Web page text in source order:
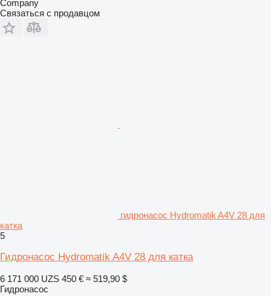
Company
Связаться с продавцом
гидронасос Hydromatik A4V 28 для
катка
5
Гидронасос Hydromatik A4V 28 для катка
6 171 000 UZS 450 € ≈ 519,90 $
Гидронасос